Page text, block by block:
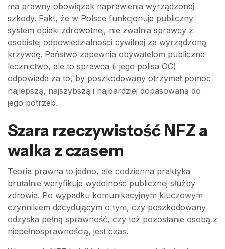
ma prawny obowiązek naprawienia wyrządzonej
szkody. Fakt, że w Polsce funkcjonuje publiczny
system opieki zdrowotnej, nie zwalnia sprawcy z
osobistej odpowiedzialności cywilnej za wyrządzoną
krzywdę. Państwo zapewnia obywatelom publiczne
lecznictwo, ale to sprawca (i jego polisa OC)
odpowiada za to, by poszkodowany otrzymał pomoc
najlepszą, najszybszą i najbardziej dopasowaną do
jego potrzeb.
Szara rzeczywistość NFZ a
walka z czasem
Teoria prawna to jedno, ale codzienna praktyka
brutalnie weryfikuje wydolność publicznej służby
zdrowia. Po wypadku komunikacyjnym kluczowym
czynnikiem decydującym o tym, czy poszkodowany
odzyska pełną sprawność, czy też pozostanie osobą z
niepełnosprawnością, jest czas.